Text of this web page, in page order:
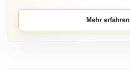
Mehr erfahren